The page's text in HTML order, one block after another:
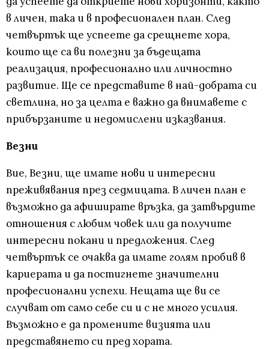
в личен, така и в професионален план. След
четвъртък ще успеете да срещнете хора,
които ще са ви полезни за бъдещата
реализация, професионално или личностно
развитие. Ще се представите в най-добрата си
светлина, но за целта е важно да внимавете с
прибързаните и недомислени изказвания.
Везни
Вие, Везни, ще имате нови и интересни
преживявания през седмицата. В личен план е
възможно да афиширате връзка, да затвърдите
отношения с любим човек или да получите
интересни покани и предложения. След
четвъртък се очаква да имате голям пробив в
кариерата и да постигнете значителни
професионални успехи. Нещата ще ви се
случват от само себе си и с не много усилия.
Възможно е да промените визията или
представянето си пред хората.